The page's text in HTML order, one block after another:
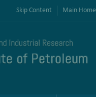
Skip Content Main Home